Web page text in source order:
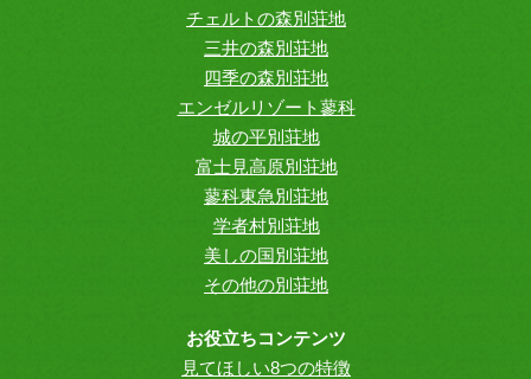
チェルトの森別荘地
三井の森別荘地
四季の森別荘地
エンゼルリゾート蓼科
城の平別荘地
富士見高原別荘地
蓼科東急別荘地
学者村別荘地
美しの国別荘地
その他の別荘地
お役立ちコンテンツ
見てほしい8つの特徴